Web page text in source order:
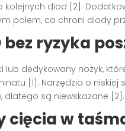
kolejnych diod [2].
polem, co chroni diody
bez ryzyka
dedykowany nożyk,
[1]. Narzędzia o
dlatego są niewskazane [2].
w